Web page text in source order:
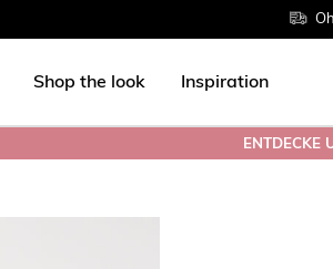
Shop the look Inspiration
ENTDECKE